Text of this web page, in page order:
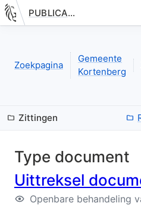
Nieuwe pagina: PUBLICATIE.GELINKT-NOTULEREN.VLAANDEREN.BE
Zoekpagina
Gemeente
Kortenberg
Zittingen
Type document
Uittreksel
Openbare behandeling